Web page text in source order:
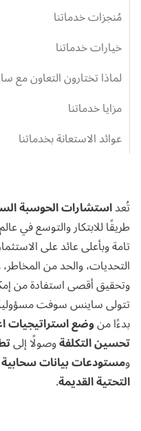
مُنجزات خدماتنا
خيارات خدماتنا
لماذا تختارون التعاون
مزايا خدماتنا
عوائد الاستعانة بخدماتنا
تُعداستشارات الحوسبة
طريقًا للابتكار والتوسع في
التحديات، والحد من
وتحقيق أقصى استفادة من
تتولى ساينس سوفت مسؤولية
بدءًا منوضعاستراتيجيات
تحسين التكلفةوصولًا إلى
ومستودعات بياناتسحابية
التحتية القديمة.